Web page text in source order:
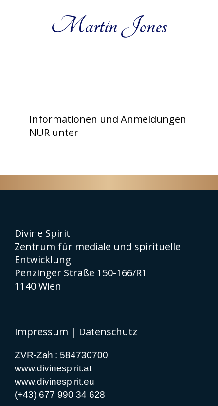
Martin Jones
Informationen und Anmeldungen
NUR unter
Divine Spirit
Zentrum für mediale und spirituelle
Entwicklung
Penzinger Straße 150-166/R1
1140 Wien
Impressum | Datenschutz
ZVR-Zahl: 584730700
www.divinespirit.at
www.divinespirit.eu
(+43) 677 990 34 628